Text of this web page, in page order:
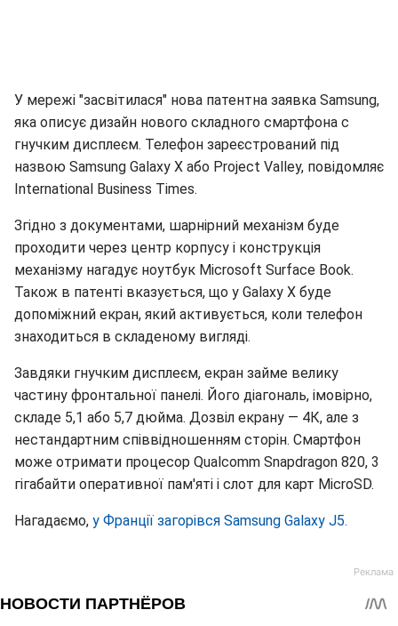
У мережі "засвітилася" нова патентна заявка Samsung,
яка описує дизайн нового складного смартфона c
гнучким дисплеєм. Телефон зареєстрований під
назвою Samsung Galaxy X або Project Valley, повідомляє
International Business Times.
Згідно з документами, шарнірний механізм буде
проходити через центр корпусу і конструкція
механізму нагадує ноутбук Microsoft Surface Book.
Також в патенті вказується, що у Galaxy X буде
допоміжний екран, який активується, коли телефон
знаходиться в складеному вигляді.
Завдяки гнучким дисплеєм, екран займе велику
частину фронтальної панелі. Його діагональ, імовірно,
складе 5,1 або 5,7 дюйма. Дозвіл екрану — 4К, але з
нестандартним співвідношенням сторін. Смартфон
може отримати процесор Qualcomm Snapdragon 820, 3
гігабайти оперативної пам'яті і слот для карт MicroSD.
Нагадаємо, у Франції загорівся Samsung Galaxy J5.